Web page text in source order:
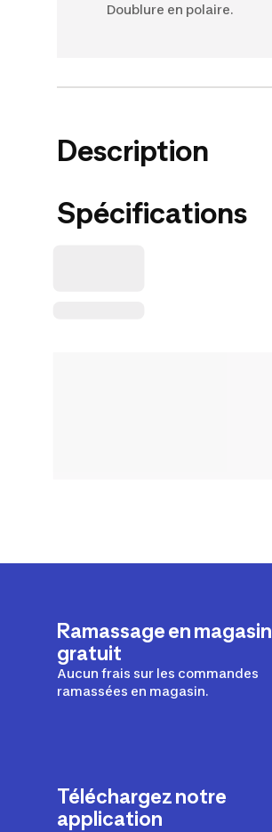
Doublure en polaire.
Description
Spécifications
Ramassage en magasin
gratuit
Aucun frais sur les commandes
ramassées en magasin.
Téléchargez notre
application